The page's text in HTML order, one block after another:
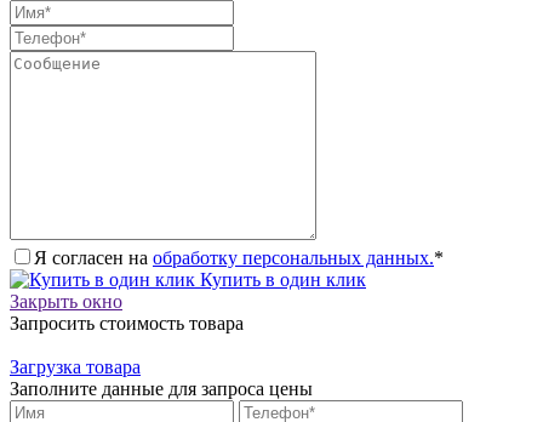
Я согласен на обработку персональных данных.*
Купить в один клик
Закрыть окно
Запросить стоимость товара
Загрузка товара
Заполните данные для запроса цены